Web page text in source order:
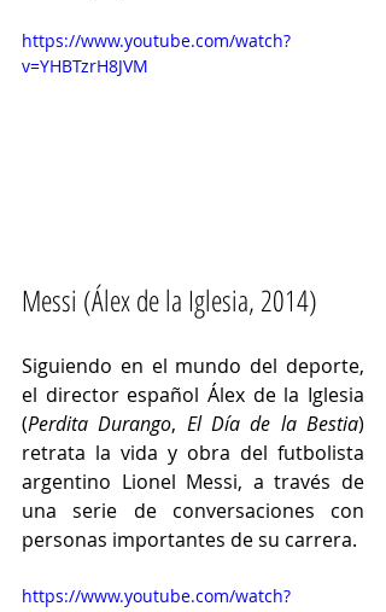
https://www.youtube.com/watch?
v=YHBTzrH8JVM
Messi (Álex de la Iglesia, 2014)
Siguiendo en el mundo del deporte,
el director español Álex de la Iglesia
(Perdita Durango, El Día de la Bestia)
retrata la vida y obra del futbolista
argentino Lionel Messi, a través de
una serie de conversaciones con
personas importantes de su carrera.
https://www.youtube.com/watch?